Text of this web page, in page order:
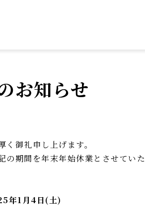
お知らせ
御礼申し上げます。
期間を年末年始休業とさせていた
年1月4日(土)